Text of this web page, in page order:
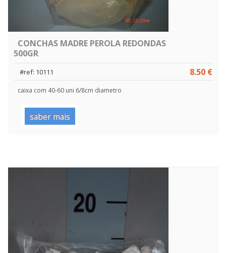
CONCHAS MADRE PEROLA REDONDAS
500GR
8.50 €
#ref: 10111
caixa com 40-60 uni 6/8cm diametro
saber mais